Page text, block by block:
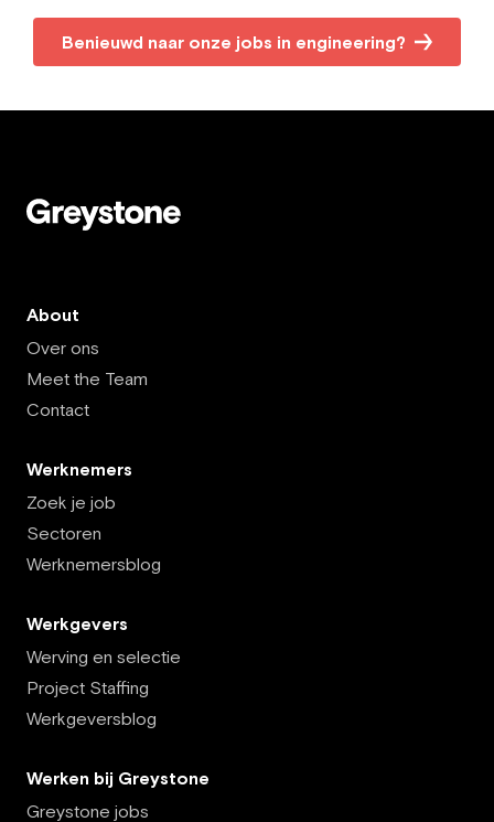
Benieuwd naar onze jobs in engineering?
About
Over ons
Meet the Team
Contact
Werknemers
Zoek je job
Sectoren
Werknemersblog
Werkgevers
Werving en selectie
Project Staffing
Werkgeversblog
Werken bij Greystone
Greystone jobs